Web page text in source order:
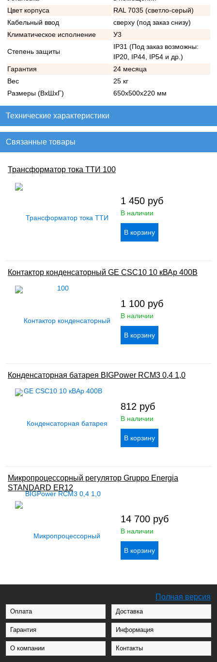
Цвет корпуса
RAL 7035 (светло-серый)
Кабельный ввод
сверху (под заказ снизу)
Климатическое исполнение
У3
Степень защиты
IP31 (Под заказ возможны:
IP20, IP44, IP54 и др.)
Гарантия
24 месяца
Вес
25 кг
Размеры (ВхШхГ)
650х500х220 мм
Технические характеристики
Связанные товары
Трансформатор тока ТТИ 100
1 450 руб
В наличии
Контактор конденсаторный GE CSC10 10 кВАр 400В
1 100 руб
В наличии
Конденсаторная батарея BIGPower RCM3 0,4 1,0
812 руб
В наличии
Микропроцессорный регулятор Gruppo Energia
STANDARD ER12
14 700 руб
В наличии
Полная версия
Оплата Доставка
Гарантия Информация
О компании Контакты